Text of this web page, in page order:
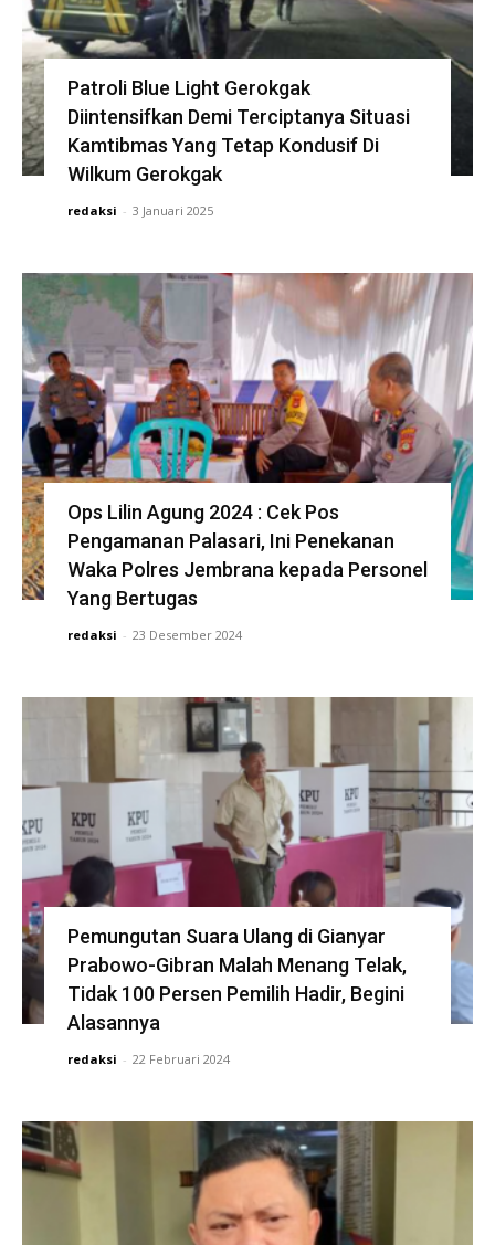
Patroli Blue Light Gerokgak
Diintensifkan Demi Terciptanya Situasi
Kamtibmas Yang Tetap Kondusif Di
Wilkum Gerokgak
redaksi - 3 Januari 2025
Ops Lilin Agung 2024 : Cek Pos
Pengamanan Palasari, Ini Penekanan
Waka Polres Jembrana kepada Personel
Yang Bertugas
redaksi - 23 Desember 2024
Pemungutan Suara Ulang di Gianyar
Prabowo-Gibran Malah Menang Telak,
Tidak 100 Persen Pemilih Hadir, Begini
Alasannya
redaksi - 22 Februari 2024